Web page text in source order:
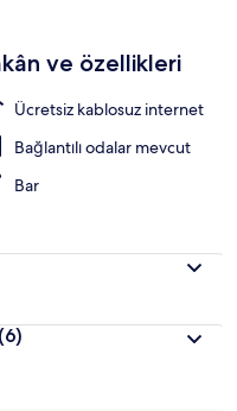
ve özellikleri
Ücretsiz kablosuz internet
Bağlantılı odalar mevcut
Bar
(6)